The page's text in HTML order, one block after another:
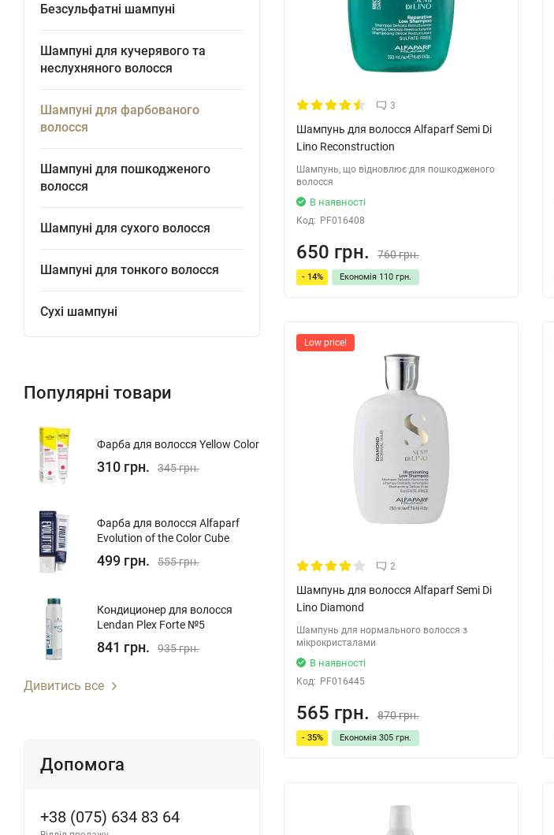
Безсульфатні шампуні
Шампуні для кучерявого та
неслухняного волосся
Шампуні для фарбованого
волосся
Шампуні для пошкодженого
волосся
Шампуні для сухого волосся
Шампуні для тонкого волосся
Сухі шампуні
Популярні товари
Фарба для волосся Yellow Color
310 грн. 345 грн.
Фарба для волосся Alfaparf
Evolution of the Color Cube
499 грн. 555 грн.
Кондиционер для волосcя
Lendan Plex Forte №5
841 грн. 935 грн.
Дивитись все
Допомога
+38 (075) 634 83 64
3
Шампунь для волосся Alfaparf Semi Di
Lino Reconstruction
Шампунь, що відновлює для пошкодженого
волосся
В наявності
Код: PF016408
650 грн. 760 грн.
- 14% Економія 110 грн.
Low price!
2
Шампунь для волосся Alfaparf Semi Di
Lino Diamond
Шампунь для нормального волосся з
мікрокристалами
В наявності
Код: PF016445
565 грн. 870 грн.
- 35% Економія 305 грн.